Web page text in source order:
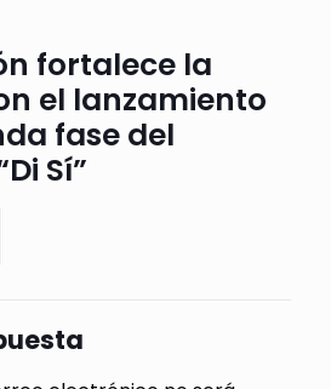
fortalece la
el lanzamiento
fase del
Sí”